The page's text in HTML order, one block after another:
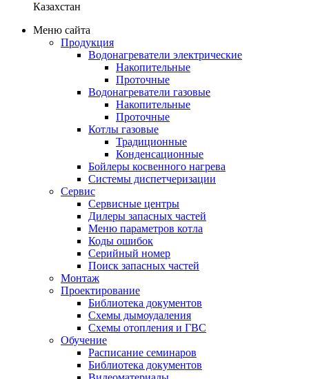
Казахстан
Меню сайта
Продукция
Водонагреватели электрические
Накопительные
Проточные
Водонагреватели газовые
Накопительные
Проточные
Котлы газовые
Традиционные
Конденсационные
Бойлеры косвенного нагрева
Системы диспетчеризации
Сервис
Сервисные центры
Дилеры запасных частей
Меню параметров котла
Коды ошибок
Серийный номер
Поиск запасных частей
Монтаж
Проектирование
Библиотека документов
Схемы дымоудаления
Схемы отопления и ГВС
Обучение
Расписание семинаров
Библиотека документов